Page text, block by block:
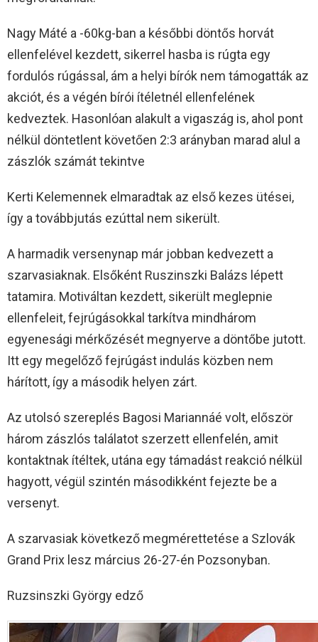
Nagy Máté a -60kg-ban a későbbi döntős horvát
ellenfelével kezdett, sikerrel hasba is rúgta egy
fordulós rúgással, ám a helyi bírók nem támogatták az
akciót, és a végén bírói ítéletnél ellenfelének
kedveztek. Hasonlóan alakult a vigaszág is, ahol pont
nélkül döntetlent követően 2:3 arányban marad alul a
zászlók számát tekintve
Kerti Kelemennek elmaradtak az első kezes ütései,
így a továbbjutás ezúttal nem sikerült.
A harmadik versenynap már jobban kedvezett a
szarvasiaknak. Elsőként Ruszinszki Balázs lépett
tatamira. Motiváltan kezdett, sikerült meglepnie
ellenfeleit, fejrúgásokkal tarkítva mindhárom
egyenesági mérkőzését megnyerve a döntőbe jutott.
Itt egy megelőző fejrúgást indulás közben nem
hárított, így a második helyen zárt.
Az utolsó szereplés Bagosi Mariannáé volt, először
három zászlós találatot szerzett ellenfelén, amit
kontaktnak ítéltek, utána egy támadást reakció nélkül
hagyott, végül szintén másodikként fejezte be a
versenyt.
A szarvasiak következő megmérettetése a Szlovák
Grand Prix lesz március 26-27-én Pozsonyban.
Ruzsinszki György edző